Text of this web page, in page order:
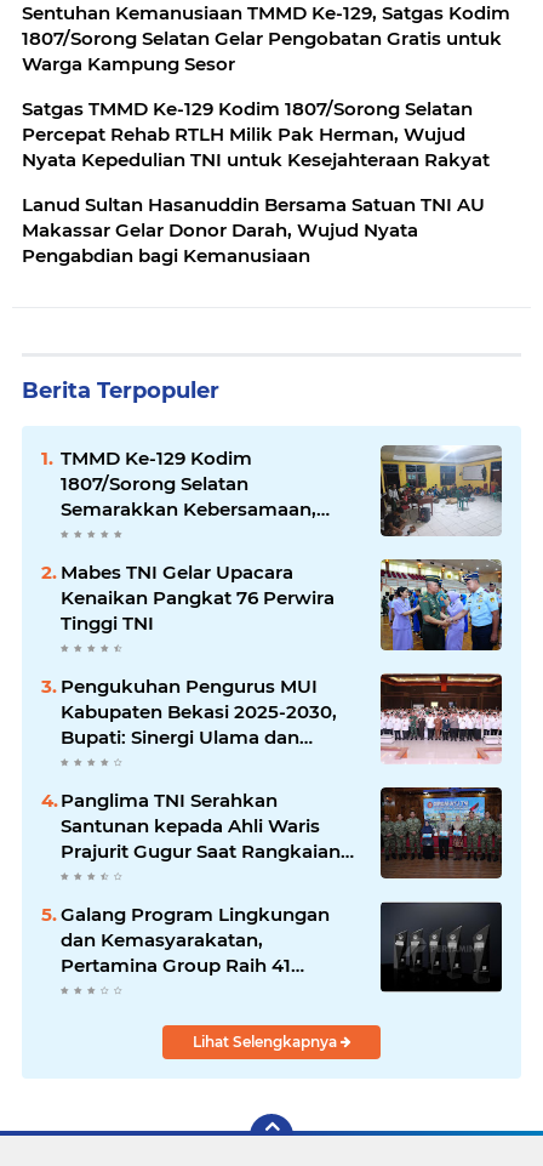
Sentuhan Kemanusiaan TMMD Ke-129, Satgas Kodim
1807/Sorong Selatan Gelar Pengobatan Gratis untuk
Warga Kampung Sesor
Satgas TMMD Ke-129 Kodim 1807/Sorong Selatan
Percepat Rehab RTLH Milik Pak Herman, Wujud
Nyata Kepedulian TNI untuk Kesejahteraan Rakyat
Lanud Sultan Hasanuddin Bersama Satuan TNI AU
Makassar Gelar Donor Darah, Wujud Nyata
Pengabdian bagi Kemanusiaan
Berita Terpopuler
TMMD Ke-129 Kodim
1807/Sorong Selatan
Semarakkan Kebersamaan,
Anggota Satgas dan Warga
Kampung Sesor Seru-seruan
Nobar Final Piala Dunia 2026
Mabes TNI Gelar Upacara
Kenaikan Pangkat 76 Perwira
Tinggi TNI
Pengukuhan Pengurus MUI
Kabupaten Bekasi 2025-2030,
Bupati: Sinergi Ulama dan
Umara Sangat Diperlukan
Panglima TNI Serahkan
Santunan kepada Ahli Waris
Prajurit Gugur Saat Rangkaian
HUT ke-80 TNI
Galang Program Lingkungan
dan Kemasyarakatan,
Pertamina Group Raih 41
Penghargaan CSR & ESG
Lihat Selengkapnya